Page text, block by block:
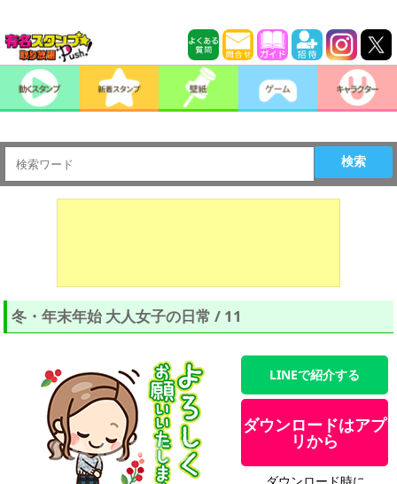
検索
冬・年末年始 大人女子の日常 / 11
LINEで紹介する
ダウンロードはアプ
リから